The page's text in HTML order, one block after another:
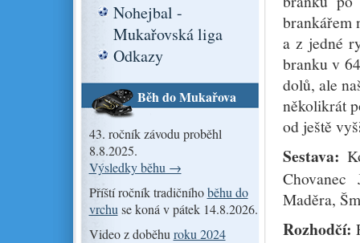
Nohejbal -
Mukařovská liga
Odkazy
Běh do Mukařova
43. ročník závodu proběhl
8.8.2025.
Výsledky běhu →
Příští ročník tradičníhoběhu do
vrchu se koná v pátek 14.8.2026.
Video z doběhu roku 2024
brankářem
a z jedné
branku v
dolů, ale
několikrát
od ještě
Sestava:
Maděra,
Rozhodčí: